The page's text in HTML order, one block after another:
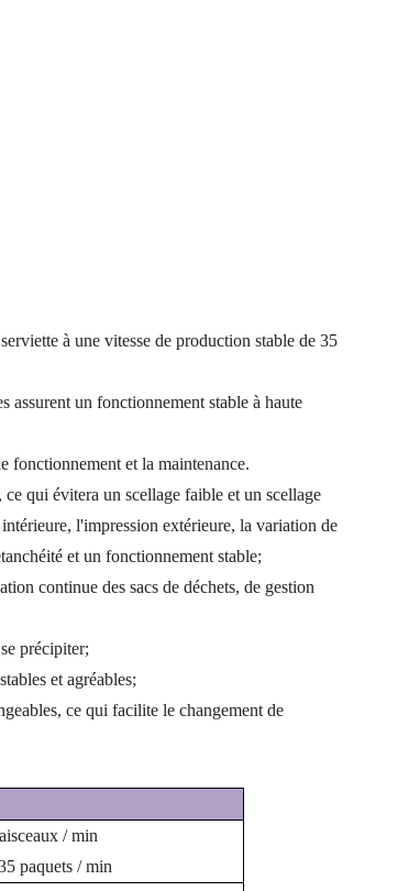
à une vitesse de production stable de 35
assurent un fonctionnement stable à haute
fonctionnement et la maintenance.
qui évitera un scellage faible et un scellage
l'impression extérieure, la variation de
et un fonctionnement stable;
continue des sacs de déchets, de gestion
précipiter;
et agréables;
ce qui facilite le changement de
/ min
paquets / min